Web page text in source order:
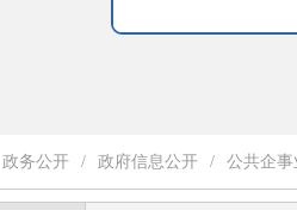
政务公开 / 政府信息公开 / 公共企